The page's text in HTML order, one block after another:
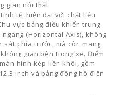
gian nội thất
tế, hiện đại với chất liệu
vực bảng điều khiển trung
(Horizontal Axis), không
sát phía trước, mà còn mang
gian bên trong xe. Điểm
hình kép liền khối, gồm
inch và bảng đồng hồ điện